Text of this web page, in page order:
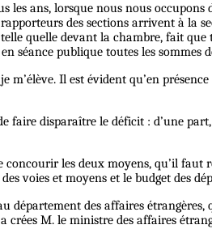
ans, lorsque nous nous occupons
des sections arrivent à la
quelle devant la chambre, fait que
séance publique toutes les sommes
Il est évident qu’en
faire disparaître le déficit : d’une
les deux moyens, qu’il
voies et moyens et le budget des
des affaires
M. le ministre des affaires